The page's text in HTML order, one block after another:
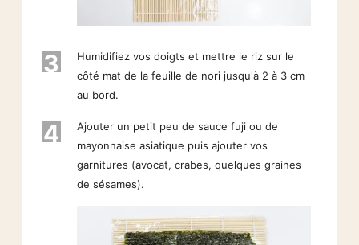
3
Humidifiez vos doigts et mettre le riz sur le
côté mat de la feuille de nori jusqu'à 2 à 3 cm
au bord.
4
Ajouter un petit peu de sauce fuji ou de
mayonnaise asiatique puis ajouter vos
garnitures (avocat, crabes, quelques graines
de sésames).